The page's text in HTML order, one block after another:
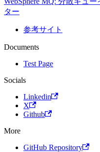
ター
参考サイト
Documents
Test Page
Socials
Linkedin
X
Github
More
GitHub Repository